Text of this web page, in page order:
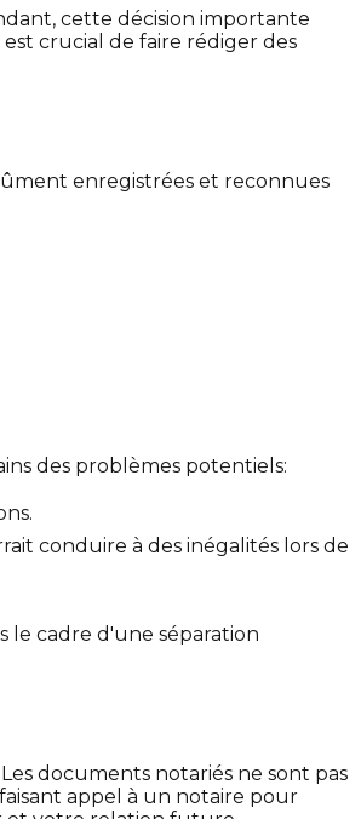
cette décision importante
crucial de faire rédiger des
enregistrées et reconnues
des problèmes potentiels:
conduire à des inégalités lors de
cadre d'une séparation
documents notariés ne sont pas
appel à un notaire pour